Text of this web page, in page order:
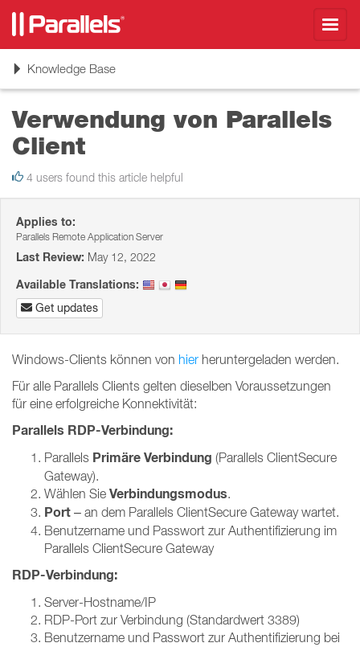
ToggleKnowledge Base
Verwendung von Parallels
Client
4 users found this article helpful
Applies to:
Parallels Remote Application Server
Last Review: May 12, 2022
Available Translations:
Get updates
Windows-Clients können von hier heruntergeladen werden.
Für alle Parallels Clients gelten dieselben Voraussetzungen
für eine erfolgreiche Konnektivität:
Parallels RDP-Verbindung:
Parallels Primäre Verbindung (Parallels ClientSecure
Gateway).
Wählen Sie Verbindungsmodus.
Port – an dem Parallels ClientSecure Gateway wartet.
Benutzername und Passwort zur Authentifizierung im
Parallels ClientSecure Gateway
RDP-Verbindung:
Server-Hostname/IP
RDP-Port zur Verbindung (Standardwert 3389)
Benutzername und Passwort zur Authentifizierung bei